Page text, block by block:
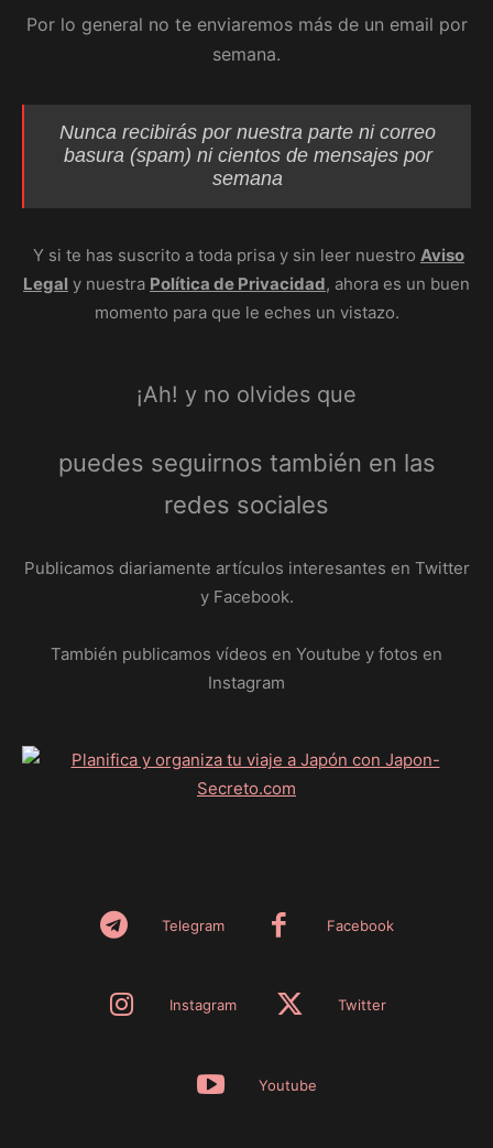
Por lo general no te enviaremos más de un email por
semana.
Nunca recibirás por nuestra parte ni correo
basura (spam) ni cientos de mensajes por
semana
Y si te has suscrito a toda prisa y sin leer nuestro Aviso
Legal y nuestra Política de Privacidad, ahora es un buen
momento para que le eches un vistazo.
¡Ah! y no olvides que
puedes seguirnos también en las
redes sociales
Publicamos diariamente artículos interesantes en Twitter
y Facebook.
También publicamos vídeos en Youtube y fotos en
Instagram
Telegram Facebook
Instagram Twitter
Youtube